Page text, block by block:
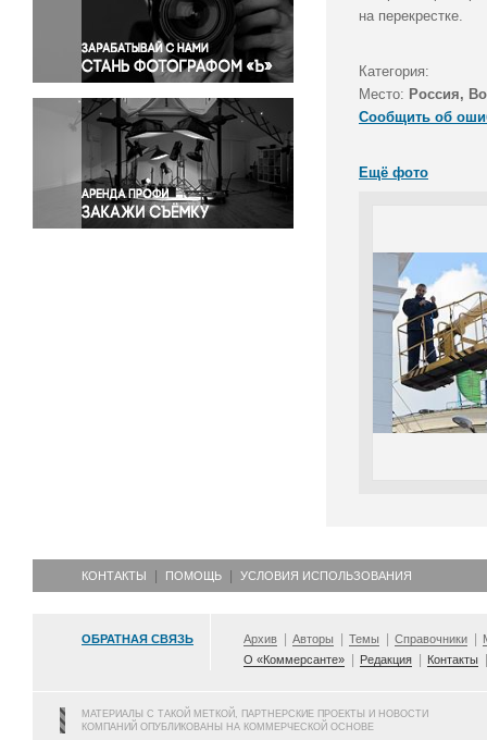
Правосудие
Происшествия и конфликты
Религия
Светская жизнь
Спорт
Экология
Экономика и бизнес
на перекрестке.
Категория:
Место: Россия,
Сообщить об
Ещё фото
КОНТАКТЫ ПОМОЩЬ УСЛОВИЯ ИСПОЛЬЗОВАНИЯ
ОБРАТНАЯ СВЯЗЬ Архив Авторы Темы Справочники
О «Коммерсанте»
Редакция Контакты
МАТЕРИАЛЫ С ТАКОЙ МЕТКОЙ, ПАРТНЕРСКИЕ ПРОЕКТЫ И НОВОСТИ
КОМПАНИЙ ОПУБЛИКОВАНЫ НА КОММЕРЧЕСКОЙ ОСНОВЕ